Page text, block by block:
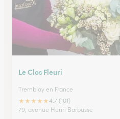
Le Clos Fleuri
Tremblay en France
★★★★★4.7 (101)
79, avenue Henri Barbusse